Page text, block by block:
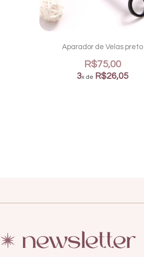
Aparador de Velas preto
R$75,00
3x de R$26,05